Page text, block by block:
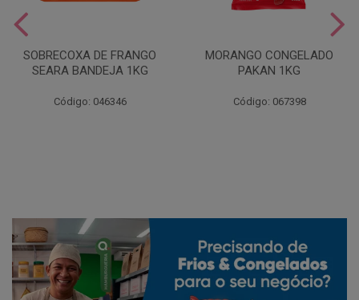
SOBRECOXA DE FRANGO
SEARA BANDEJA 1KG
Código: 046346
MORANGO CONGELADO
PAKAN 1KG
Código: 067398